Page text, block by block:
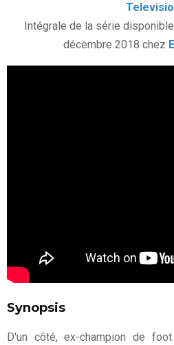
Intégrale de la série
décembre 2018 chez
Synopsis
D'un côté, ex-champion de